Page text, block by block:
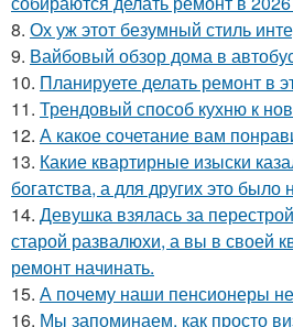
8. Ох уж этот безумный стиль
9. Вайбовый обзор дома в
10. Планируете делать ремонт в
11. Трендовый способ кухню к
12. А какое сочетание вам
13. Какие квартирные изыски
богатства, а для других это
14. Девушка взялась за
старой развалюхи, а вы в своей
ремонт начинать.
15. А почему наши пенсионеры
16. Мы запоминаем, как просто